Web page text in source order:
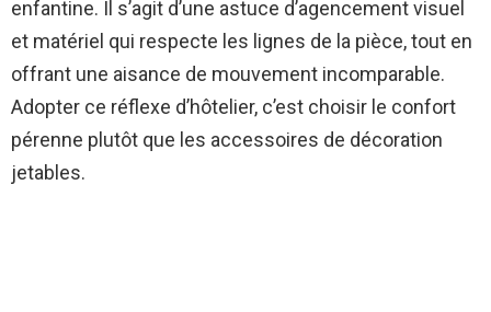
enfantine. Il s’agit d’une astuce d’agencement visuel
et matériel qui respecte les lignes de la pièce, tout en
offrant une aisance de mouvement incomparable.
Adopter ce réflexe d’hôtelier, c’est choisir le confort
pérenne plutôt que les accessoires de décoration
jetables.